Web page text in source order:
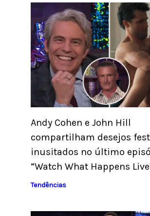
Andy Cohen e John Hill
compartilham desejos
inusitados no último
“Watch What Happens
Tendências